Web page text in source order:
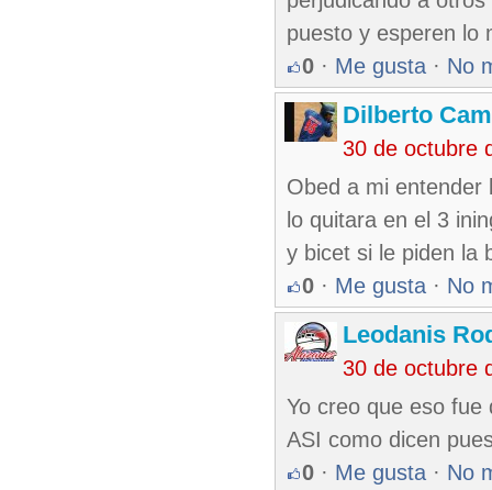
puesto y esperen lo
0 · Me gusta · No
Dilberto
30 de octubre
Obed a mi entender
lo quitara en el 3
y bicet si le piden la
0 · Me gusta · No
Leodanis
30 de octubre
Yo creo que eso
ASI como dicen
0 · Me gusta · No